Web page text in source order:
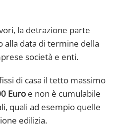
la detrazione parte
alla data di termine della
società e enti.
di casa il tetto massimo
Euro e non è cumulabile
quali ad esempio quelle
edilizia.